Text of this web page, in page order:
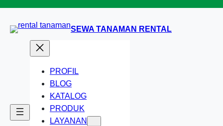
konten
SEWA TANAMAN RENTAL
PROFIL
BLOG
KATALOG
PRODUK
LAYANAN